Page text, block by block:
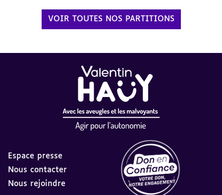
VOIR TOUTES NOS PARTITIONS
Espace presse
Nous contacter
Nous rejoindre